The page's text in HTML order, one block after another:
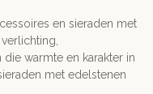
en sieraden met
warmte en karakter in
met edelstenen